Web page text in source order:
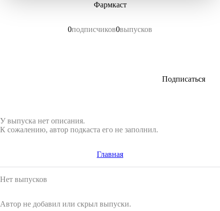
Фармкаст
0подписчиков0выпусков
Подписаться
У выпуска нет описания.
К сожалению, автор подкаста его не заполнил.
Главная
Нет выпусков
Автор не добавил или скрыл выпуски.